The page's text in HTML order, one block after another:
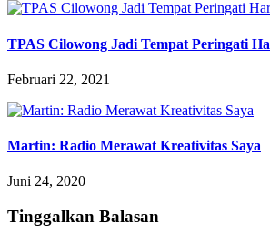
TPAS Cilowong Jadi Tempat Peringati
Februari 22, 2021
Martin: Radio Merawat Kreativitas Saya
Juni 24, 2020
Tinggalkan Balasan